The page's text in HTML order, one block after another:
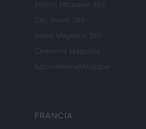
Motors Magazine 365
Day Travel 365
Home Magazine 365
Cineverse Magazine
SecondHomeMagazine
FRANCIA